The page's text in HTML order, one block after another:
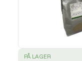
SUCCESS
PÅ LAGER